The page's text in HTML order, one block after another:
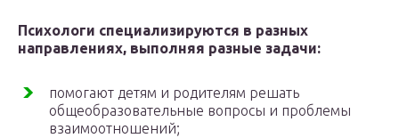
Психологи специализируются в разных
направлениях, выполняя разные задачи:
помогают детям и родителям решать
общеобразовательные вопросы и проблемы
взаимоотношений;